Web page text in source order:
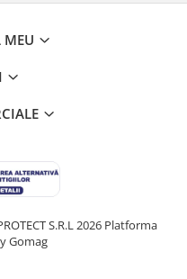
S.R.L 2026 Platforma
Gomag